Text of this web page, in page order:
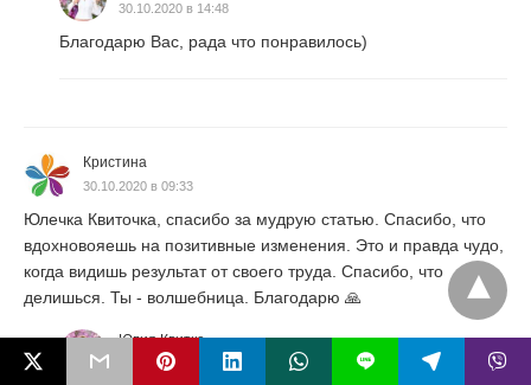
30.10.2020 в 14:48
Благодарю Вас, рада что понравилось)
Кристина
30.10.2020 в 09:33
Юлечка Квиточка, спасибо за мудрую статью. Спасибо, что
вдохновояешь на позитивные изменения. Это и правда чудо,
когда видишь результат от своего труда. Спасибо, что
делишься. Ты - волшебница. Благодарю 🙏
Юлия Квитка
31.10.2020 в 16:24 L